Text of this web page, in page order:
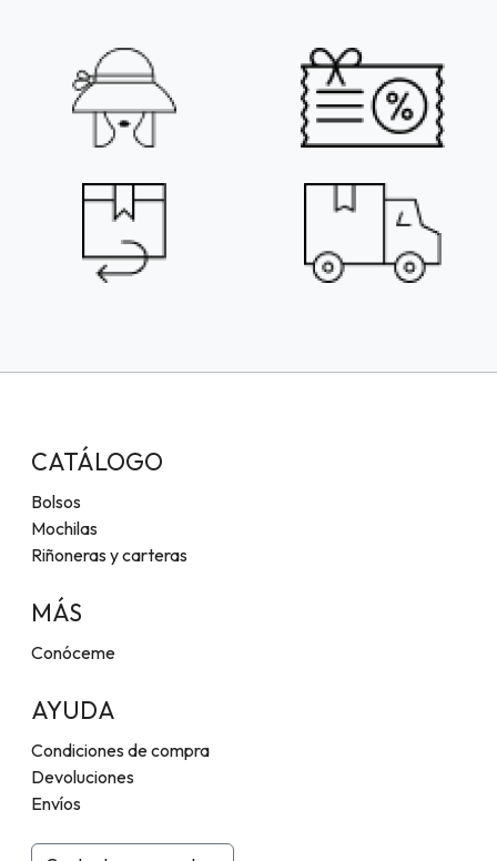
CATÁLOGO
Bolsos
Mochilas
Riñoneras y carteras
MÁS
Conóceme
AYUDA
Condiciones de compra
Devoluciones
Envíos